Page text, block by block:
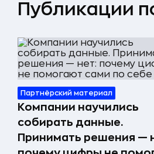
Публикации
Партнёрский материал
Компании научились
собирать данные.
Принимать решения —